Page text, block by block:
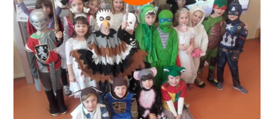
-- Cizí strávníci
-- Alergeny
-- Provozní řád školní jídelny
-- Fotogalerie
Pro rodiče